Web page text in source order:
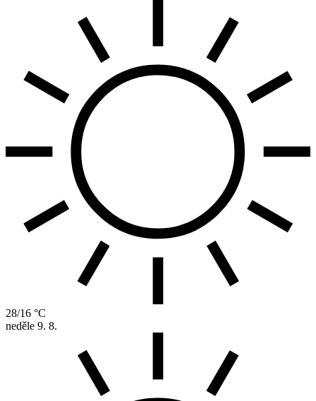
28/16 °C
neděle 9. 8.